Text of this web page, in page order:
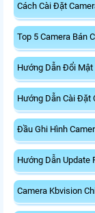
Cách Cài Đặt
Top 5 Camera Bán
Hướng Dẫn Đổi
Hướng Dẫn Cài Đặt
Đầu Ghi Hình
Hướng Dẫn Update
Camera Kbvision